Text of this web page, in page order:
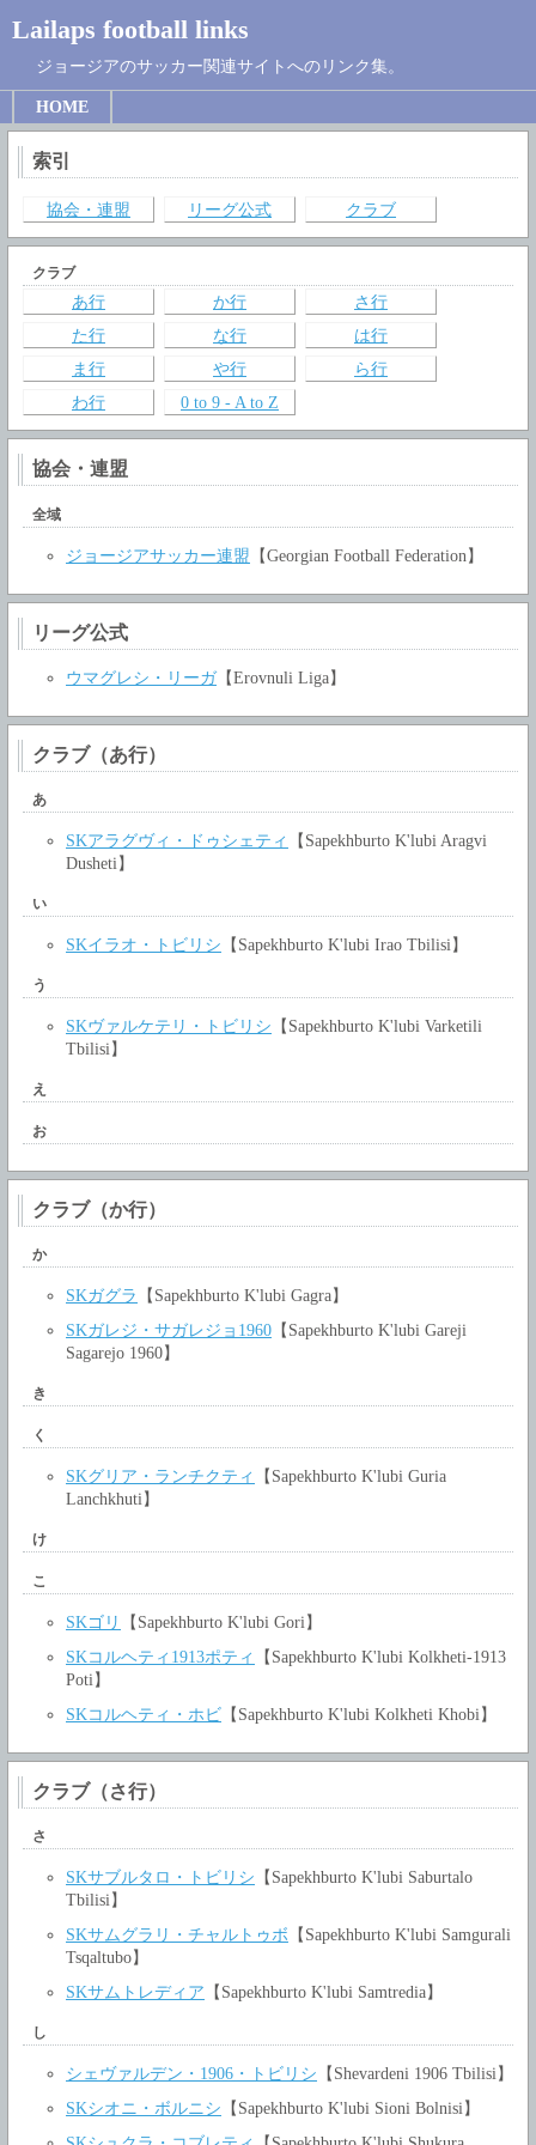
Lailaps football links
ジョージアのサッカー関連サイトへのリンク集。
HOME
索引
協会・連盟 リーグ公式 クラブ
クラブ
あ行 か行
さ行
た行
な行
は行
ま行
や行
ら行
わ行
0 to 9 - A to Z
協会・連盟
全域
ジョージアサッカー連盟 【Georgian Football Federation】
リーグ公式
ウマグレシ・リーガ【Erovnuli Liga】
クラブ（あ行）
あ
SKアラグヴィ・ドゥシェティ
【Sapekhburto K'lubi Aragvi
Dusheti】
い
SKイラオ・トビリシ 【Sapekhburto K'lubi Irao Tbilisi】
う
SKヴァルケテリ・トビリシ 【Sapekhburto K'lubi Varketili
Tbilisi】
え
お
クラブ（か行）
か
SKガグラ
【Sapekhburto K'lubi Gagra】
SKガレジ・サガレジョ1960 【Sapekhburto K'lubi Gareji
Sagarejo 1960】
き
く
SKグリア・ランチクティ
【Sapekhburto K'lubi Guria
Lanchkhuti】
け
こ
SKゴリ
【Sapekhburto K'lubi Gori】
SKコルヘティ1913ポティ
【Sapekhburto K'lubi Kolkheti-1913
Poti】
SKコルヘティ・ホビ 【Sapekhburto K'lubi Kolkheti Khobi】
クラブ（さ行）
さ
SKサブルタロ・トビリシ 【Sapekhburto K'lubi Saburtalo
Tbilisi】
SKサムグラリ・チャルトゥボ 【Sapekhburto K'lubi Samgurali
Tsqaltubo】
SKサムトレディア 【Sapekhburto K'lubi Samtredia】
し
シェヴァルデン・1906・トビリシ 【Shevardeni 1906 Tbilisi】
SKシオニ・ボルニシ 【Sapekhburto K'lubi Sioni Bolnisi】